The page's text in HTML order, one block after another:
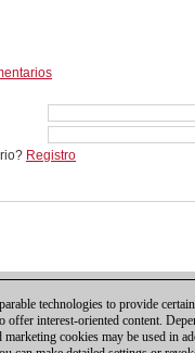
Registro
technologies to provide
offer interest-oriented content.
marketing cookies may be used in